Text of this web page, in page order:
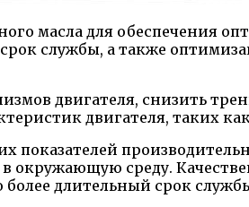
масла для обеспечения
службы, а также
двигателя, снизить
двигателя, таких
показателей
окружающую среду.
длительный срок